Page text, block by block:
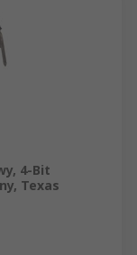
4-Bit
Texas